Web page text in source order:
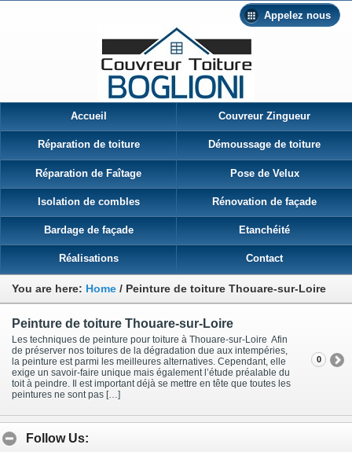
Appelez nous
Accueil Couvreur Zingueur
Réparation de toiture Démoussage de toiture
Réparation de Faîtage Pose de Velux
Isolation de combles Rénovation de façade
Bardage de façade Etanchéité
Réalisations Contact
You are here: Home / Peinture de toiture Thouare-sur-Loire
Peinture de toiture Thouare-sur-Loire
Les techniques de peinture pour toiture à Thouare-sur-Loire Afin
de préserver nos toitures de la dégradation due aux intempéries,
la peinture est parmi les meilleures alternatives. Cependant, elle
exige un savoir-faire unique mais également l’étude préalable du
toit à peindre. Il est important déjà se mettre en tête que toutes les
peintures ne sont pas […]
0
Follow Us: